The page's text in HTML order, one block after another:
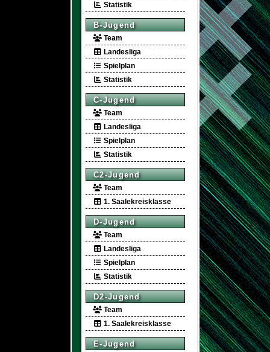
Statistik
B-Jugend
Team
Landesliga
Spielplan
Statistik
C-Jugend
Team
Landesliga
Spielplan
Statistik
C2-Jugend
Team
1. Saalekreisklasse
D-Jugend
Team
Landesliga
Spielplan
Statistik
D2-Jugend
Team
1. Saalekreisklasse
E-Jugend